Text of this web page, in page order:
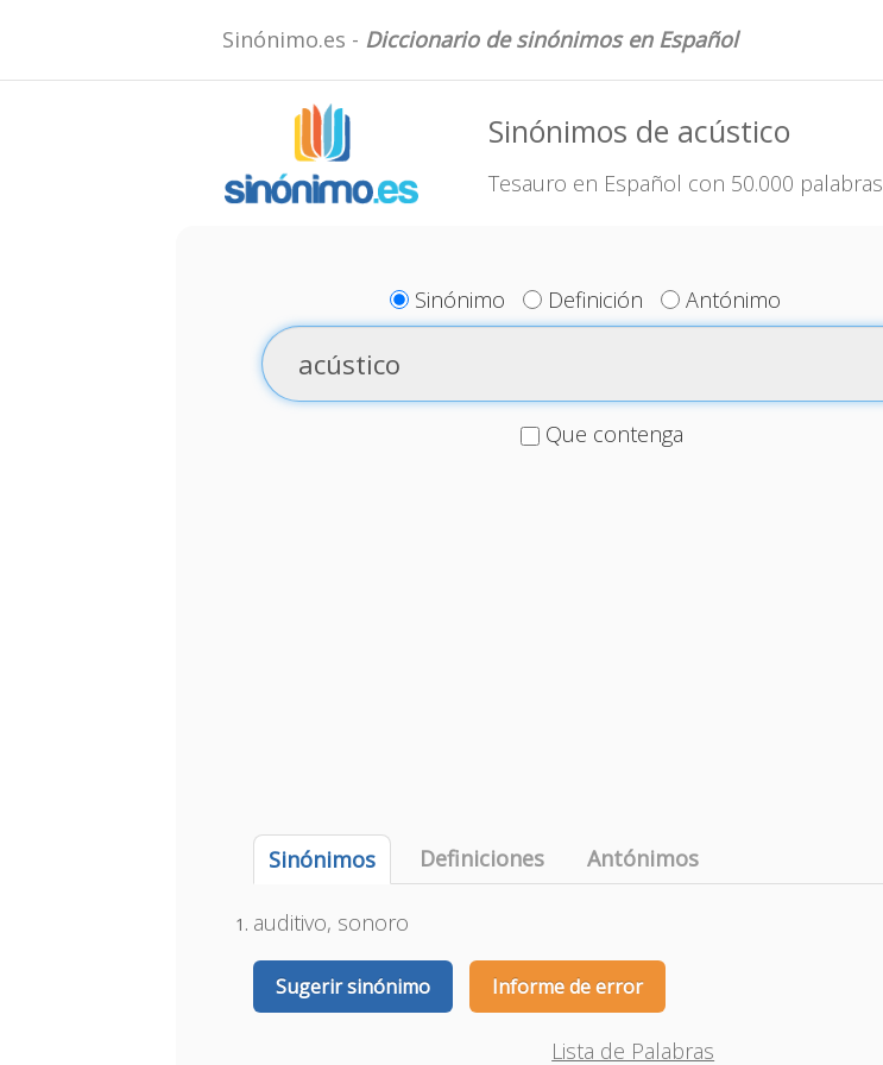
Sinónimo.es - Diccionario de sinónimos en Español
Sinónimos de acústico
Tesauro en Español con 50.000 palabras
Sinónimo Definición Antónimo
Que contenga
Sinónimos Definiciones Antónimos
auditivo, sonoro
Sugerir sinónimo Informe de error
Lista de Palabras